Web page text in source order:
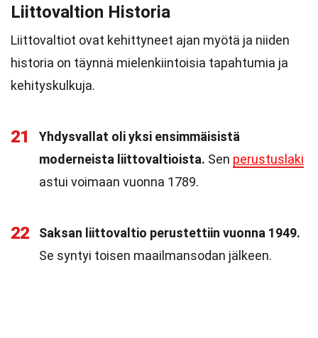
Liittovaltion Historia
Liittovaltiot ovat kehittyneet ajan myötä ja niiden
historia on täynnä mielenkiintoisia tapahtumia ja
kehityskulkuja.
21
Yhdysvallat oli yksi ensimmäisistä
moderneista liittovaltioista. Sen perustuslaki
astui voimaan vuonna 1789.
22
Saksan liittovaltio perustettiin vuonna 1949.
Se syntyi toisen maailmansodan jälkeen.